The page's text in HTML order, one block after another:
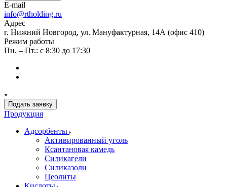
E-mail
info@rtholding.ru
Адрес
г. Нижний Новгород, ул. Мануфактурная, 14А (офис 410)
Режим работы
Пн. – Пт.: с 8:30 до 17:30
Подать заявку
Продукция
Адсорбенты
Активированный уголь
Ксантановая камедь
Силикагели
Силиказоли
Цеолиты